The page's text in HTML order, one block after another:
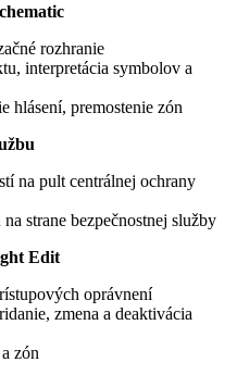
rozhranie
interpretácia symbolov a
hlásení, premostenie zón
na pult centrálnej ochrany
strane bezpečnostnej služby
Edit
oprávnení
zmena a deaktivácia
zón